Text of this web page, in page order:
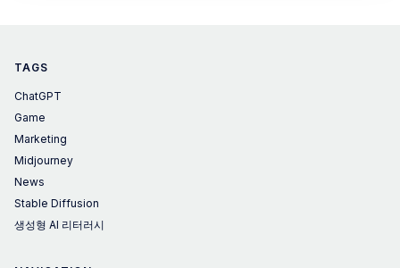
TAGS
ChatGPT
Game
Marketing
Midjourney
News
Stable Diffusion
생성형 AI 리터러시